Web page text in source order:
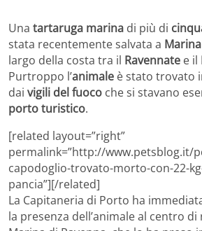
Una tartaruga marina di più di
stata recentemente salvata a
largo della costa tra il Ravennate e il
Purtroppo l’animale è stato trovato
dai vigili del fuoco che si stavano
porto turistico.
[related layout=”right”
permalink=”http://www.petsblog.it/
capodoglio-trovato-morto-con-22-
pancia”][/related]
La Capitaneria di Porto ha
la presenza dell’animale al centro